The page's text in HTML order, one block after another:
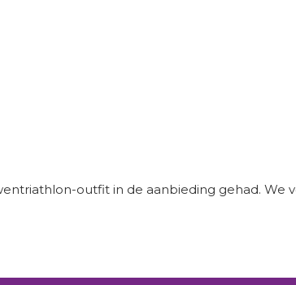
outfit in de aanbieding gehad. We